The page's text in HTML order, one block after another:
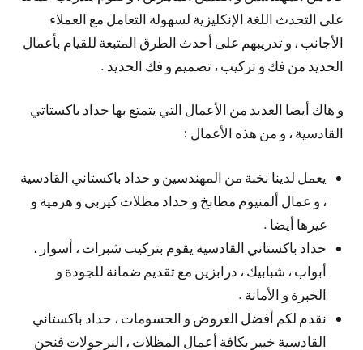
على التحدث اللغة الإنكليزية لسهولة التعامل مع العملاء
الأجانب ، و تدريبهم على أحدث الطرق المتبعة للقيام بأعمال
الحديد من فك و تركيب ، تصميم و فك الحديد .
و هاك أيضا العديد من الأعمال التي يتمتع بها حداد باكستاتي
القادسية ، و من هذه الأعمال :
يعمل لدينا نخبة من المهندسين و حداد باكستاني القادسية
، و عمال ألمنيوم مطابخ و حداد مظلات كيربي و هرمية و
غيرها أيضا .
حداد باكستاني القادسية يقوم بتركيب شبرات ، أسوار ،
أبواب ، شبابيك ، درابزين مع تقديم ضمانة للجودة و
الخبرة و الأمانة .
نقدم لكم أفضل العروض و الحسومات ، حداد باكستاني
القادسية خبير بكافة أعمال المظلات ، البرجولات فنحن